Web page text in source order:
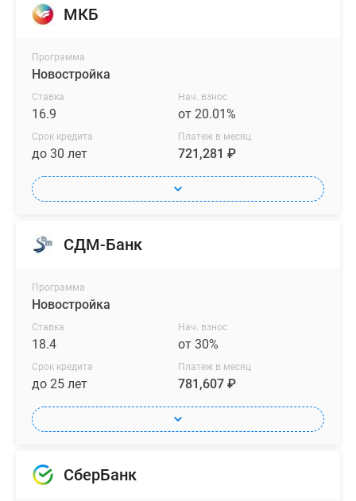
МКБ
Программа
Новостройка
Ставка
16.9
Нач. взнос
от 20.01%
Срок кредита
до 30 лет
Платеж в месяц
721,281 ₽
СДМ-Банк
Программа
Новостройка
Ставка
18.4
Нач. взнос
от 30%
Срок кредита
до 25 лет
Платеж в месяц
781,607 ₽
СберБанк